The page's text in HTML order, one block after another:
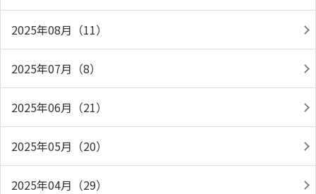
2025年08月（11）
2025年07月（8）
2025年06月（21）
2025年05月（20）
2025年04月（29）